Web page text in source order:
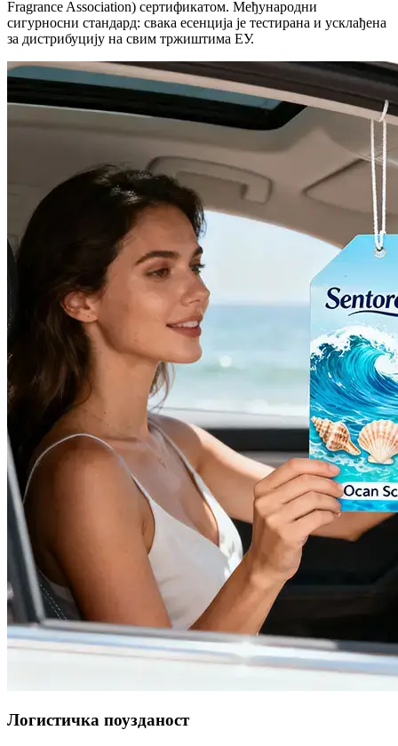
Fragrance Association) сертификатом. Међународни
сигурносни стандард: свака есенција је тестирана и усклађена
за дистрибуцију на свим тржиштима ЕУ.
Логистичка поузданост